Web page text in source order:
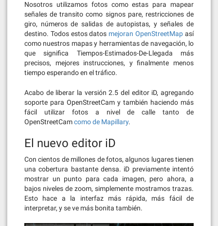
Nosotros utilizamos fotos como estas para mapear
señales de transito como signos pare, restricciones de
giro, números de salidas de autopistas, y señales de
destino. Todos estos datos mejoran OpenStreetMap así
como nuestros mapas y herramientas de navegación, lo
que significa Tiempos-Estimados-De-Llegada más
precisos, mejores instrucciones, y finalmente menos
tiempo esperando en el tráfico.
Acabo de liberar la versión 2.5 del editor iD, agregando
soporte para OpenStreetCam y también haciendo más
fácil utilizar fotos a nivel de calle tanto de
OpenStreetCamcomo de Mapillary.
El nuevo editor iD
Con cientos de millones de fotos, algunos lugares tienen
una cobertura bastante densa. iD previamente intentó
mostrar un punto para cada imagen, pero ahora, a
bajos niveles de zoom, simplemente mostramos trazas.
Esto hace a la interfaz más rápida, más fácil de
interpretar, y se ve más bonita también.